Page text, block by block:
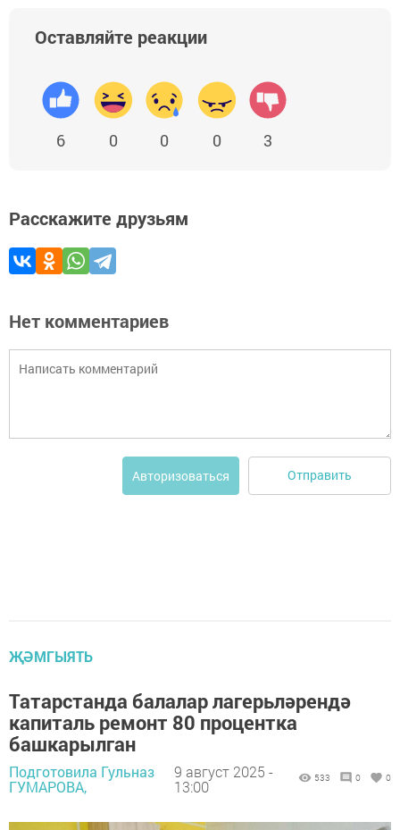
Оставляйте реакции
6 0 0 0 3
Расскажите друзьям
Нет комментариев
Авторизоваться Отправить
ҖӘМГЫЯТЬ
Татарстанда балалар лагерьләрендә
капиталь ремонт 80 процентка
башкарылган
Подготовила Гульназ
ГУМАРОВА,
9 август 2025 -
13:00
533 0 0